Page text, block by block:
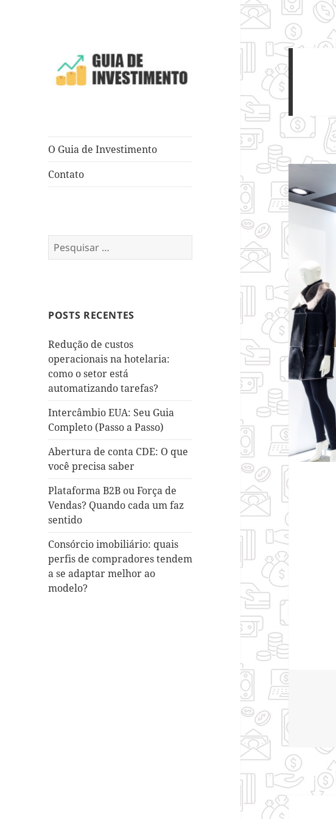
O Guia de Investimento
Contato
Pesquisar
por:
POSTS RECENTES
Redução de custos
operacionais na hotelaria:
como o setor está
automatizando tarefas?
Intercâmbio EUA: Seu Guia
Completo (Passo a Passo)
Abertura de conta CDE: O que
você precisa saber
Plataforma B2B ou Força de
Vendas? Quando cada um faz
sentido
Consórcio imobiliário: quais
perfis de compradores tendem
a se adaptar melhor ao
modelo?